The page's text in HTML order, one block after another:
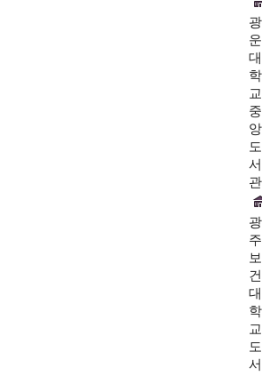
광
운
대
학
교
중
앙
도
서
관
광
주
보
건
대
학
교
도
서